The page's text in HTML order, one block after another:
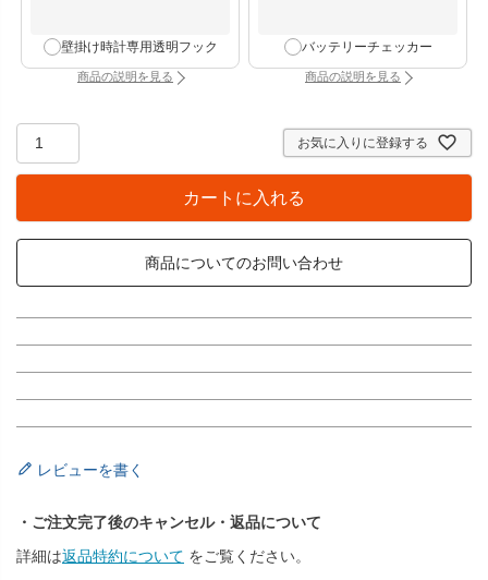
壁掛け時計専用透明フック
商品の説明を見る：壁掛け時計専用透明フック（別タブで開きます）
バッテリーチェッカー
商品の説明を見る：バッテリーチェッカ
お気に入りに登録する
カートに入れる
商品についてのお問い合わせ
レビューを書く
・ご注文完了後のキャンセル・返品について
詳細は返品特約について をご覧ください。